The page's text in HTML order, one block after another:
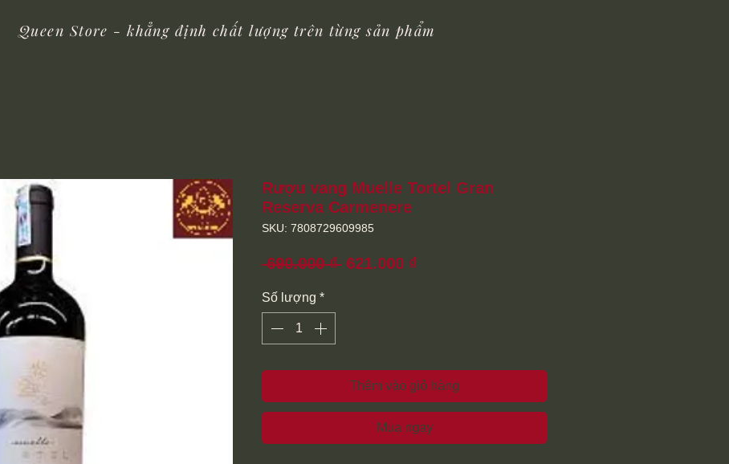
Queen Store - khẳng định chất lượng trên từng sản phẩm
Rượu vang Muelle Tortel Gran
Reserva Carmenere
SKU: 7808729609985
690.000 ₫ Giá
621.000 ₫Giá
Số lượng *
Thêm vào giỏ hàng
Mua ngay